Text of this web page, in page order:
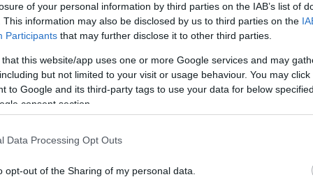
of your personal information by third parties on the IAB’s list of
This information may also be disclosed by us to third parties on the
Participants that may further disclose it to other third parties.
that this website/app uses one or more Google services and may
but not limited to your visit or usage behaviour. You may
to Google and its third-party tags to use your data for below
consent section.
Data Processing Opt Outs
opt-out of the Sharing of my personal data.
aktivno okuženih 7 stanovalcev.V rdeči coni doma je
v bolnišnici. 4 okuženi zaposleni so še v bolniškem staležu.
nove termine za obiskovalce. Naročila sprejemajo na
dan od 11. do 13. ure.
parku ali jedilnici, obiskali pa boste lahko tudi
ima lahko naenkrat enega obiskovalca,